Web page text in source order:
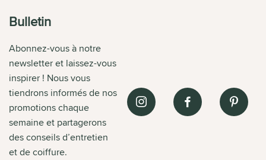
Bulletin
Abonnez-vous à notre
newsletter et laissez-vous
inspirer ! Nous vous
tiendrons informés de nos
promotions chaque
semaine et partagerons
des conseils d’entretien
et de coiffure.